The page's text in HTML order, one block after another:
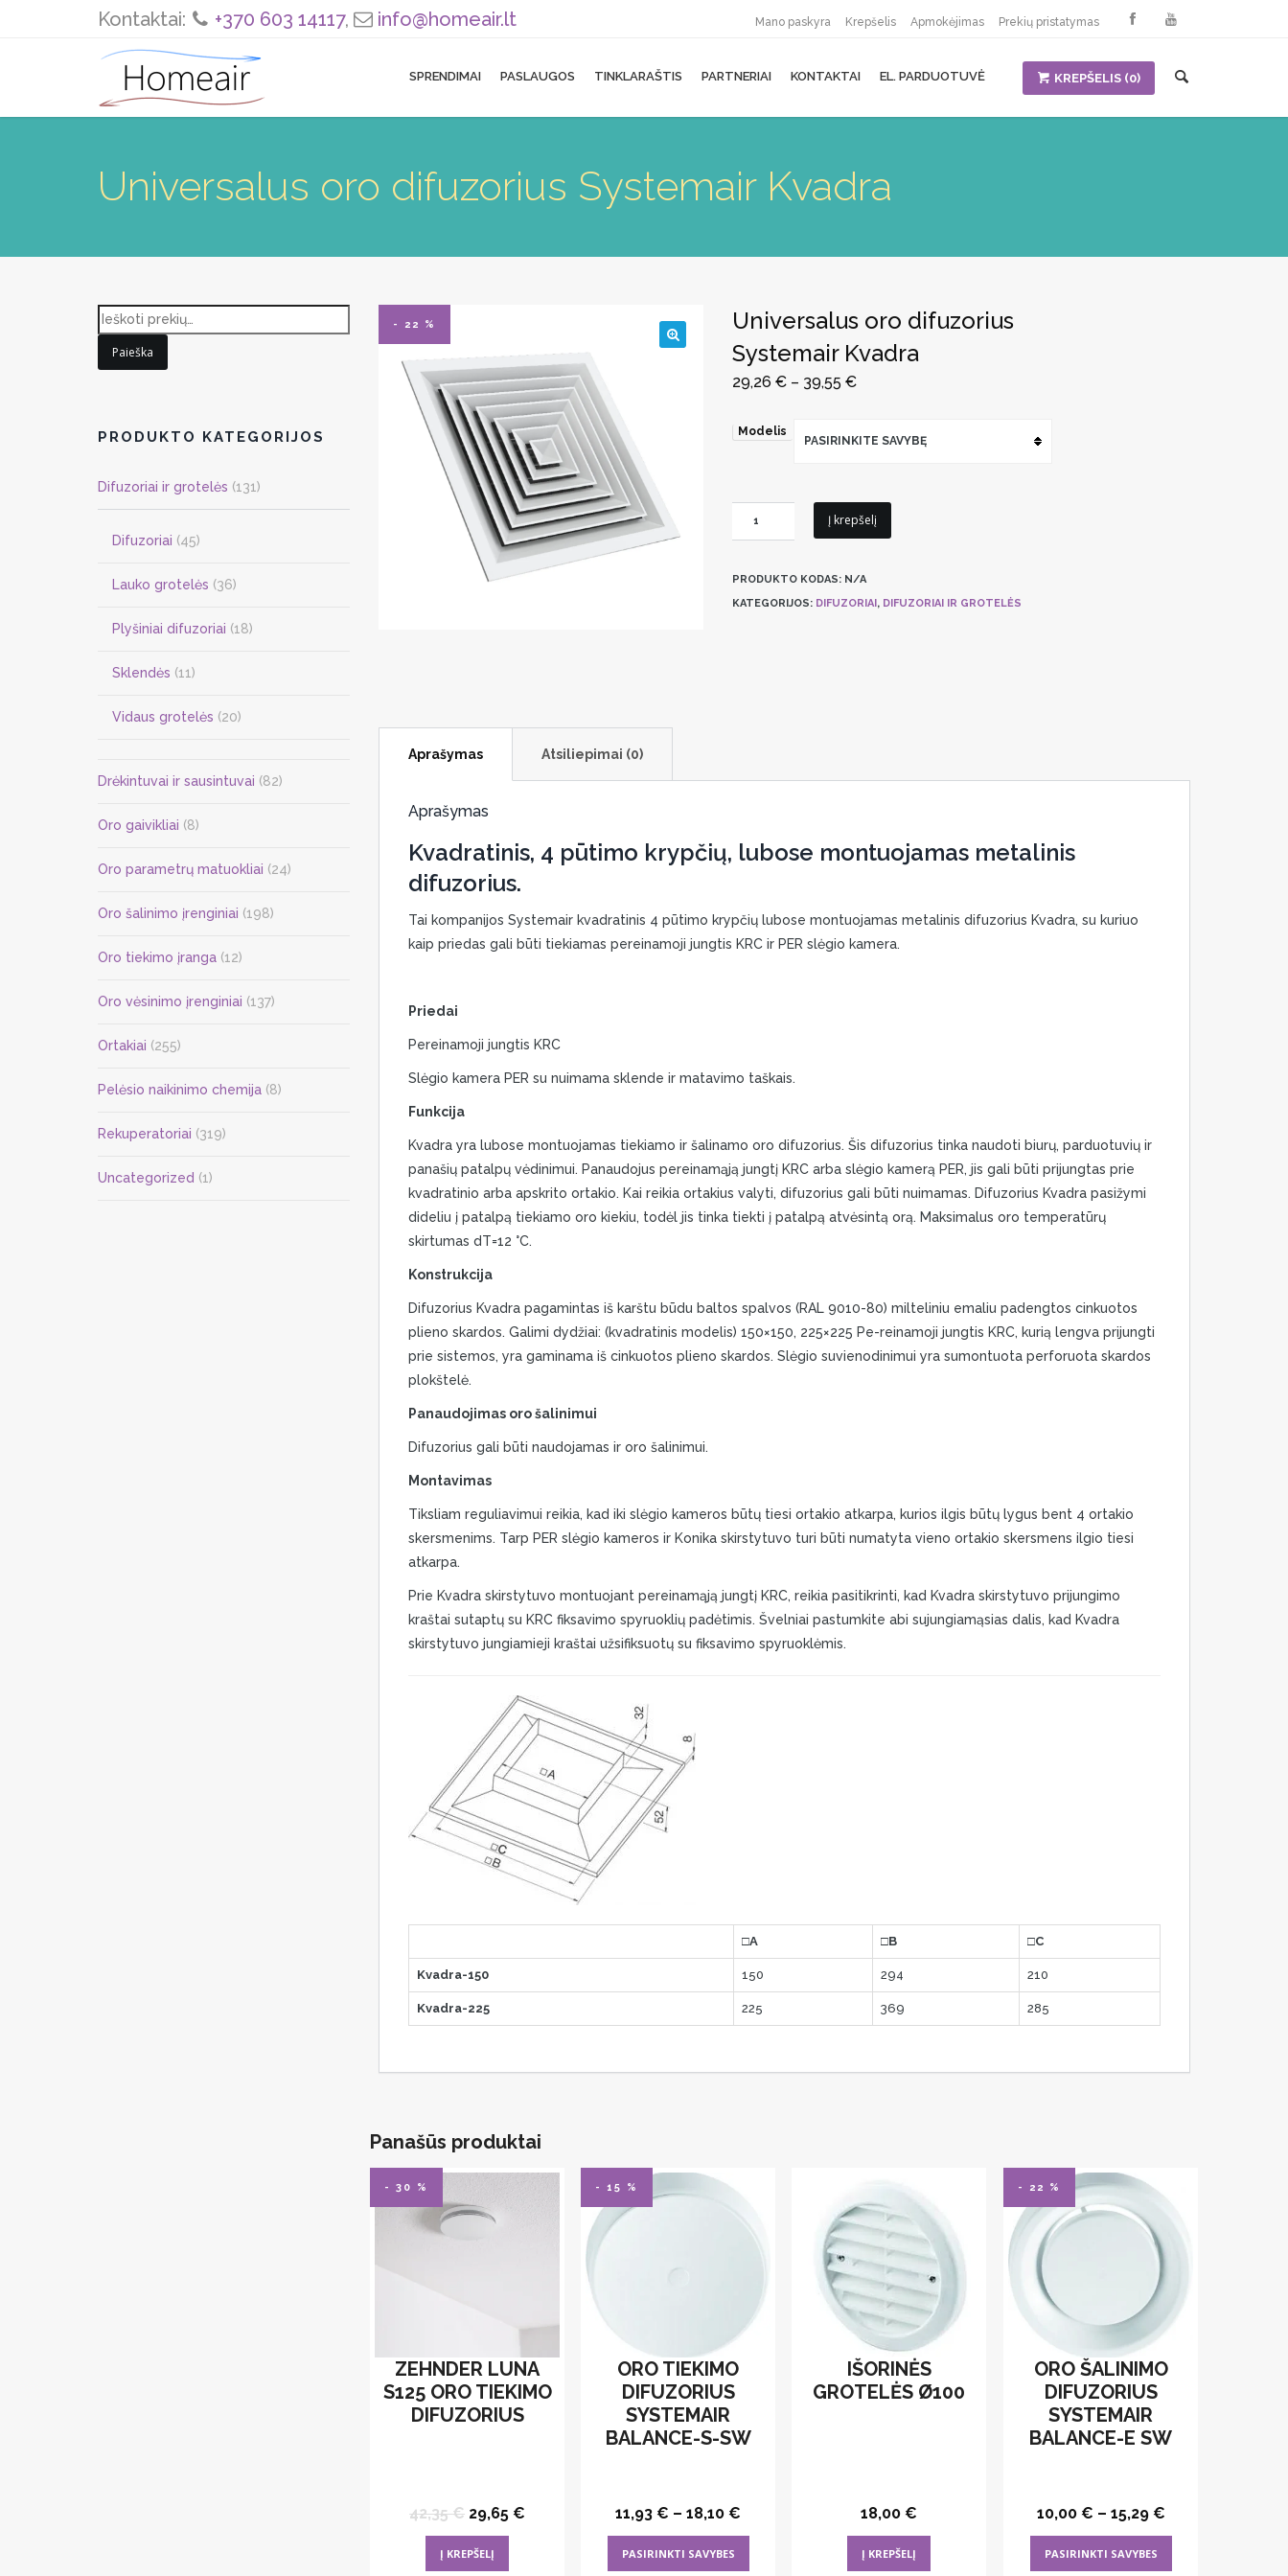
Kontaktai: +370 603 14117, info@homeair.lt Mano paskyra Krepšelis Apmokėjimas Prekių pristatymas
SPRENDIMAI PASLAUGOS TINKLARAŠTIS PARTNERIAI KONTAKTAI EL. PARDUOTUVĖ KREPŠELIS (0)
Universalus oro difuzorius Systemair Kvadra
- 22 %
Universalus oro difuzorius
Systemair Kvadra
29,26 €– 39,55 €
Modelis
PASIRINKITE SAVYBĘ
kiekis:
oro
difuzorius
Į krepšelį
PRODUKTO KODAS: N/A
KATEGORIJOS: DIFUZORIAI, DIFUZORIAI IR GROTELĖS
Aprašymas Atsiliepimai (0)
Aprašymas
Kvadratinis, 4 pūtimo krypčių, lubose montuojamas metalinis
difuzorius.
Tai kompanijos Systemair kvadratinis 4 pūtimo krypčių lubose montuojamas metalinis difuzorius Kvadra, su kuriuo
kaip priedas gali būti tiekiamas pereinamoji jungtis KRC ir PER slėgio kamera.
Priedai
Pereinamoji jungtis KRC
Slėgio kamera PER su nuimama sklende ir matavimo taškais.
Funkcija
Kvadra yra lubose montuojamas tiekiamo ir šalinamo oro difuzorius. Šis difuzorius tinka naudoti biurų, parduotuvių ir
panašių patalpų vėdinimui. Panaudojus pereinamąją jungtį KRC arba slėgio kamerą PER, jis gali būti prijungtas prie
kvadratinio arba apskrito ortakio. Kai reikia ortakius valyti, difuzorius gali būti nuimamas. Difuzorius Kvadra pasižymi
dideliu į patalpą tiekiamo oro kiekiu, todėl jis tinka tiekti į patalpą atvėsintą orą. Maksimalus oro temperatūrų
skirtumas dT=12 °C.
Konstrukcija
Difuzorius Kvadra pagamintas iš karštu būdu baltos spalvos (RAL 9010-80) milteliniu emaliu padengtos cinkuotos
plieno skardos. Galimi dydžiai: (kvadratinis modelis) 150×150, 225×225 Pe-reinamoji jungtis KRC, kurią lengva prijungti
prie sistemos, yra gaminama iš cinkuotos plieno skardos. Slėgio suvienodinimui yra sumontuota perforuota skardos
plokštelė.
Panaudojimas oro šalinimui
Difuzorius gali būti naudojamas ir oro šalinimui.
Montavimas
Tiksliam reguliavimui reikia, kad iki slėgio kameros būtų tiesi ortakio atkarpa, kurios ilgis būtų lygus bent 4 ortakio
skersmenims. Tarp PER slėgio kameros ir Konika skirstytuvo turi būti numatyta vieno ortakio skersmens ilgio tiesi
atkarpa.
Prie Kvadra skirstytuvo montuojant pereinamąją jungtį KRC, reikia pasitikrinti, kad Kvadra skirstytuvo prijungimo
kraštai sutaptų su KRC fiksavimo spyruoklių padėtimis. Švelniai pastumkite abi sujungiamąsias dalis, kad Kvadra
skirstytuvo jungiamieji kraštai užsifiksuotų su fiksavimo spyruoklėmis.
□A □B □C
Kvadra-150 150 294 210
Kvadra-225 225 369 285
Panašūs produktai
- 30 %
ZEHNDER LUNA
S125 ORO TIEKIMO
DIFUZORIUS
42,35€ Original
price
42,35 €.
29,65 €
Į KREPŠELĮ
- 15 %
ORO TIEKIMO
DIFUZORIUS
SYSTEMAIR
BALANCE-S-SW
11,93 € –18,10 €
PASIRINKTI SAVYBES
product
IŠORINĖS
GROTELĖS Ø100
18,00 €
Į KREPŠELĮ
- 22 %
ORO ŠALINIMO
DIFUZORIUS
SYSTEMAIR
BALANCE-E SW
10,00 € – 15,29 €
PASIRINKTI SAVYBES
product
Paieška
PRODUKTO KATEGORIJOS
Difuzoriai ir grotelės (131)
Difuzoriai (45)
Lauko grotelės (36)
Plyšiniai difuzoriai (18)
Sklendės (11)
Vidaus grotelės (20)
Drėkintuvai ir sausintuvai (82)
Oro gaivikliai (8)
Oro parametrų matuokliai (24)
Oro šalinimo įrenginiai (198)
Oro tiekimo įranga (12)
Oro vėsinimo įrenginiai (137)
Ortakiai (255)
Pelėsio naikinimo chemija (8)
Rekuperatoriai (319)
Uncategorized (1)